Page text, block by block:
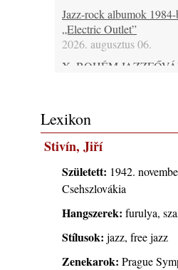
Jazz-rock albumok
„Electric Outlet”
2026. augusztus 06.
X. BOHÉM
tánc!
2026. augusztus 05.
Magyar Jazz ABC – 541.
2026. augusztus 05.
„Out like a Light”
2026. augusztus 05.
„Shinola”
Lexikon
Stivín, Jiří
Született: 1942.
Csehszlovákia
Hangszerek: furulya,
Stílusok: jazz, free jazz
Zenekarok: Prague